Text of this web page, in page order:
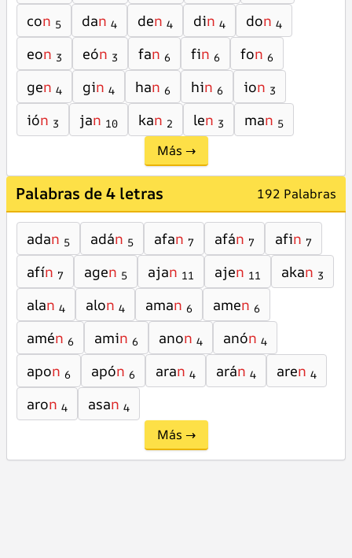
con 5 dan 4 den 4 din 4 don 4
eon 3 eón 3 fan 6 fin 6 fon 6
gen 4 gin 4 han 6 hin 6 ion 3
ión 3 jan 10 kan 2 len 3 man 5
Más →
Palabras de 4 letras 192 Palabras
adan 5 adán 5 afan 7 afán 7 afin 7
afín 7 agen 5 ajan 11 ajen 11 akan 3
alan 4 alon 4 aman 6 amen 6
amén 6 amin 6 anon 4 anón 4
apon 6 apón 6 aran 4 arán 4 aren 4
aron 4 asan 4
Más →